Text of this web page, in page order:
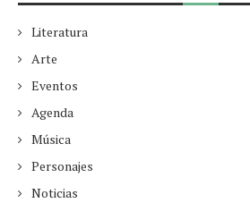
Literatura
Arte
Eventos
Agenda
Música
Personajes
Noticias